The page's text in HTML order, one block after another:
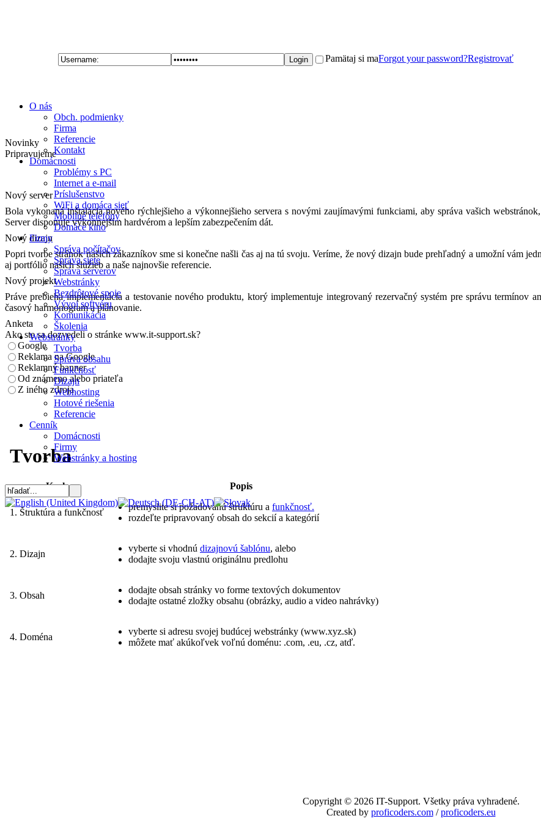
Pamätaj si maForgot your password?Registrovať
O nás
Obch. podmienky
Firma
Referencie
Kontakt
Domácnosti
Problémy s PC
Internet a e-mail
Príslušenstvo
WiFi a domáca sieť
Mobilné telefóny
Domáce kino
Firmy
Správa počítačov
Správa siete
Správa serverov
Webstránky
Bezdrôtové spoje
Vývoj softvéru
Komunikácia
Školenia
Webstránky
Tvorba
Správa obsahu
Funkčnosť
Dizajn
Webhosting
Hotové riešenia
Referencie
Cenník
Domácnosti
Firmy
Webstránky a hosting
Novinky
Pripravujeme
Nový server
Bola vykonaná inštalácia nového rýchlejšieho a výkonnejšieho servera s novými zaujímavými funkciami, aby správa vašich
Server disponuje výkonnejším hardvérom a lepším zabezpečením dát.
Nový dizajn
Popri tvorbe stránok našich zákazníkov sme si konečne našli čas aj na tú svoju. Veríme, že nový dizajn bude prehľadný a umožní vám
aj portfólio našich služieb a naše najnovšie referencie.
Nový projekt
Práve prebieha implementácia a testovanie nového produktu, ktorý implementuje integrovaný rezervačný systém pre správu
časový harmonogram a plánovanie.
Anketa
Ako ste sa dozvedeli o stránke www.it-support.sk?
Google
Reklama na Google
Reklamný banner
Od známeno alebo priateľa
Z iného zdroja
Tvorba
Krok Popis
1. Štruktúra a funkčnosť
premyslite si požadovanú štruktúru a funkčnosť.
rozdeľte pripravovaný obsah do sekcií a kategórií
2. Dizajn
vyberte si vhodnú dizajnovú šablónu, alebo
dodajte svoju vlastnú originálnu predlohu
3. Obsah
dodajte obsah stránky vo forme textových dokumentov
dodajte ostatné zložky obsahu (obrázky, audio a video nahrávky)
4. Doména
vyberte si adresu svojej budúcej webstránky (www.xyz.sk)
môžete mať akúkoľvek voľnú doménu: .com, .eu, .cz, atď.
Copyright © 2026 IT-Support. Všetky práva vyhradené.
Created by proficoders.com/proficoders.eu